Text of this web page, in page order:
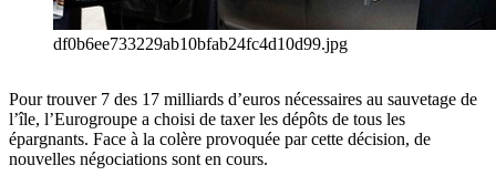
df0b6ee733229ab10bfab24fc4d10d99.jpg
Pour trouver 7 des 17 milliards d’euros nécessaires au sauvetage de
l’île, l’Eurogroupe a choisi de taxer les dépôts de tous les
épargnants. Face à la colère provoquée par cette décision, de
nouvelles négociations sont en cours.